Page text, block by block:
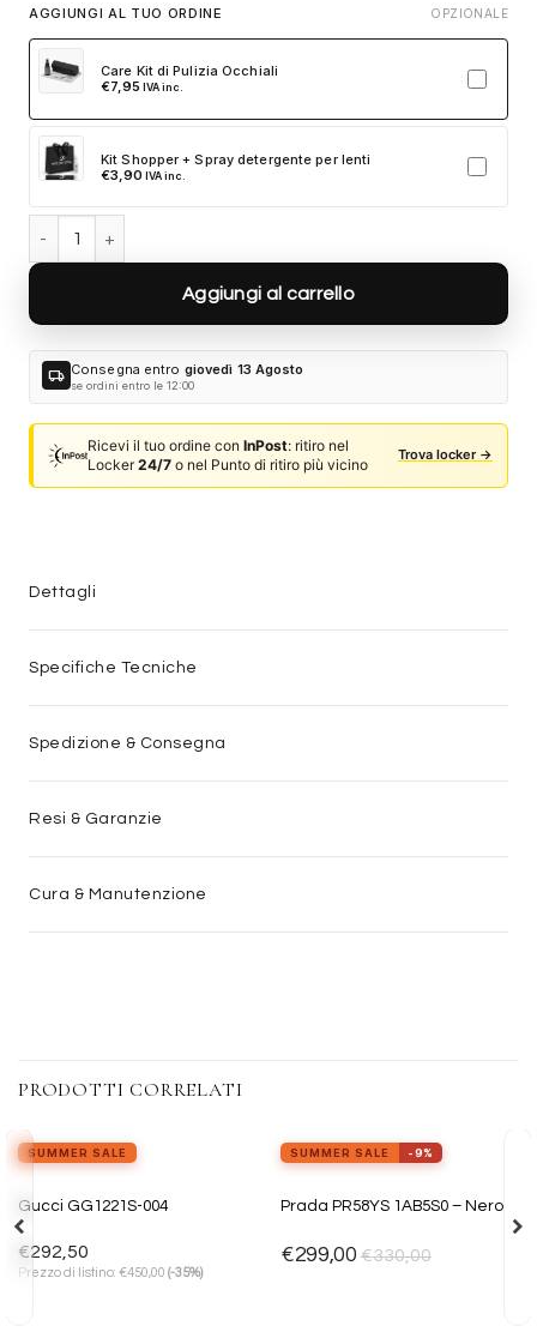
Durata 12 mesi dalla consegna dell'ordine
Fino a 2 sostituzioni delle aste in caso di danno
accidentale
Ricambi originali e certificati del produttore
Spedizione espressa delle aste nuove
Clicca sulla card per attivare l'assicurazione. Se non clicchi, non
verrà aggiunta al tuo ordine.
AGGIUNGI AL TUO ORDINE OPZIONALE
Care Kit di Pulizia Occhiali
€7,95 IVA inc.
Kit Shopper + Spray detergente per lenti
€3,90 IVA inc.
Aggiungi al carrello
local_shipping Consegna entro giovedì 13 Agosto
se ordini entro le 12:00
Ricevi il tuo ordine conInPost: ritiro nel
Locker24/7 o nel Punto di ritiro più vicino
Trova locker →
Dettagli
Specifiche Tecniche
Spedizione & Consegna
Resi & Garanzie
Cura & Manutenzione
PRODOTTI CORRELATI
SUMMER SALE
Gucci GG1221S-004
€292,50
Prezzo di listino: €450,00 (-35%)
Aggiungi
alla lista
ESAURITO
view_in_arProvalo ora
SUMMER SALE -9%
Prada PR58YS 1AB5S0 – Nero
€299,00 €330,00